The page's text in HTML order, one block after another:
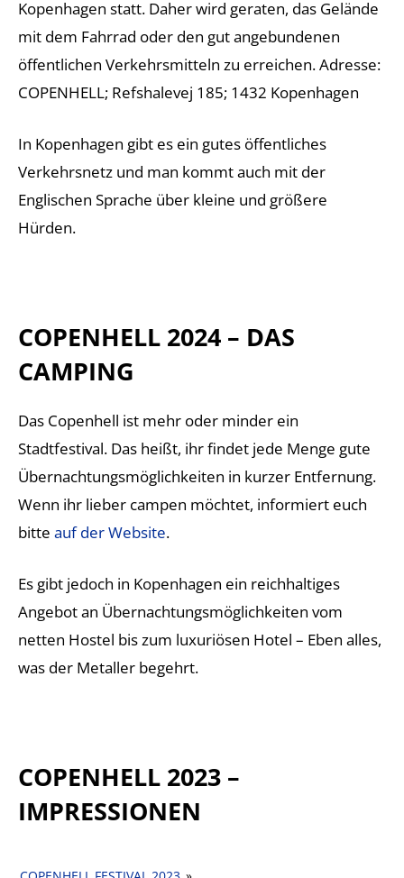
Kopenhagen statt. Daher wird geraten, das Gelände
mit dem Fahrrad oder den gut angebundenen
öffentlichen Verkehrsmitteln zu erreichen. Adresse:
COPENHELL; Refshalevej 185; 1432 Kopenhagen
In Kopenhagen gibt es ein gutes öffentliches
Verkehrsnetz und man kommt auch mit der
Englischen Sprache über kleine und größere
Hürden.
COPENHELL 2024 – DAS
CAMPING
Das Copenhell ist mehr oder minder ein
Stadtfestival. Das heißt, ihr findet jede Menge gute
Übernachtungsmöglichkeiten in kurzer Entfernung.
Wenn ihr lieber campen möchtet, informiert euch
bitte auf der Website.
Es gibt jedoch in Kopenhagen ein reichhaltiges
Angebot an Übernachtungsmöglichkeiten vom
netten Hostel bis zum luxuriösen Hotel – Eben alles,
was der Metaller begehrt.
COPENHELL 2023 –
IMPRESSIONEN